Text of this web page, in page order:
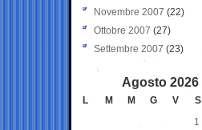
Novembre 2007 (22)
Ottobre 2007 (27)
Settembre 2007 (23)
Agosto 2026
L M M G V S
1